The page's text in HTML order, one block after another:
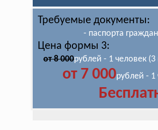
Требуемые документы:
- паспорта
Цена формы 3:
от 8 000рублей - 1 человек
от 7 000рублей - 1